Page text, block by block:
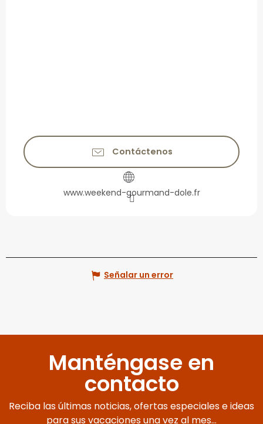
Contáctenos
www.weekend-gourmand-dole.fr
Señalar un error
Manténgase en
contacto
Reciba las últimas noticias, ofertas especiales e ideas
para sus vacaciones una vez al mes...